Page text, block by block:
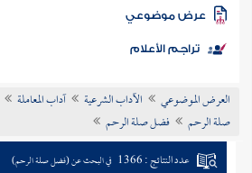
الكتب
موضوعي
تراجم الأعلام
العرض الموضوعي الآداب الشرعية آداب المعاملة
صلة الرحم
فضل صلة الرحم
عدد النتائج : 1366 في البحث عن (فضل صلة الرحم)